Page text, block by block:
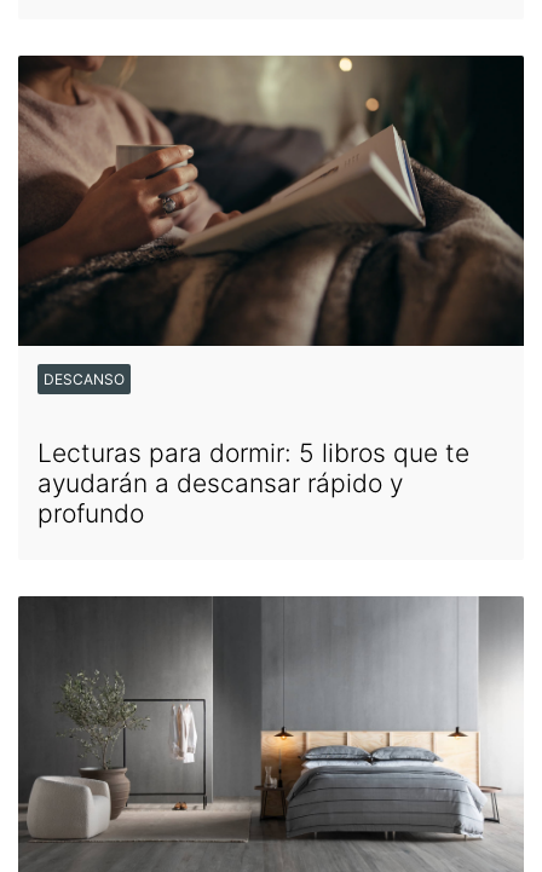
DESCANSO
Lecturas para dormir: 5 libros que te
ayudarán a descansar rápido y
profundo